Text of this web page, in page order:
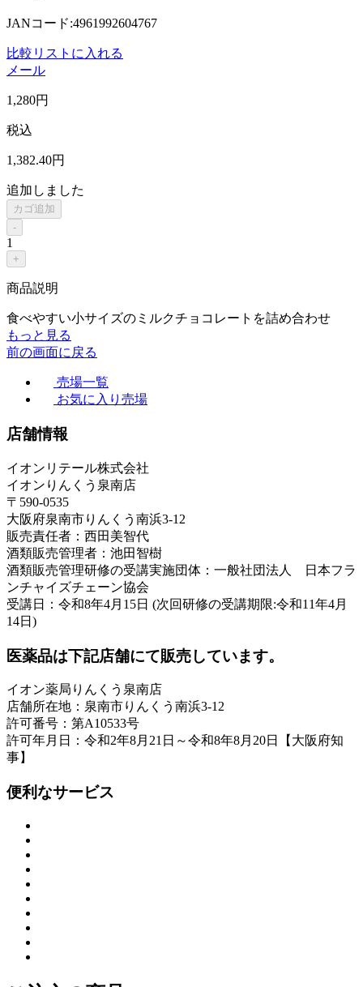
JANコード:4961992604767
比較リストに入れる
メール
1,280円
税込
1,382.40円
追加しました
カゴ追加
-
1
+
商品説明
食べやすい小サイズのミルクチョコレートを詰め合わせ
もっと見る
前の画面に戻る
売場一覧
お気に入り売場
店舗情報
イオンリテール株式会社
イオンりんくう泉南店
〒590-0535
大阪府泉南市りんくう南浜3-12
販売責任者：西田美智代
酒類販売管理者：池田智樹
酒類販売管理研修の受講実施団体：一般社団法人 日本フラ
ンチャイズチェーン協会
受講日：令和8年4月15日 (次回研修の受講期限:令和11年4月
14日)
医薬品は下記店舗にて販売しています。
イオン薬局りんくう泉南店
店舗所在地：泉南市りんくう南浜3-12
許可番号：第A10533号
許可年月日：令和2年8月21日～令和8年8月20日【大阪府知
事】
便利なサービス